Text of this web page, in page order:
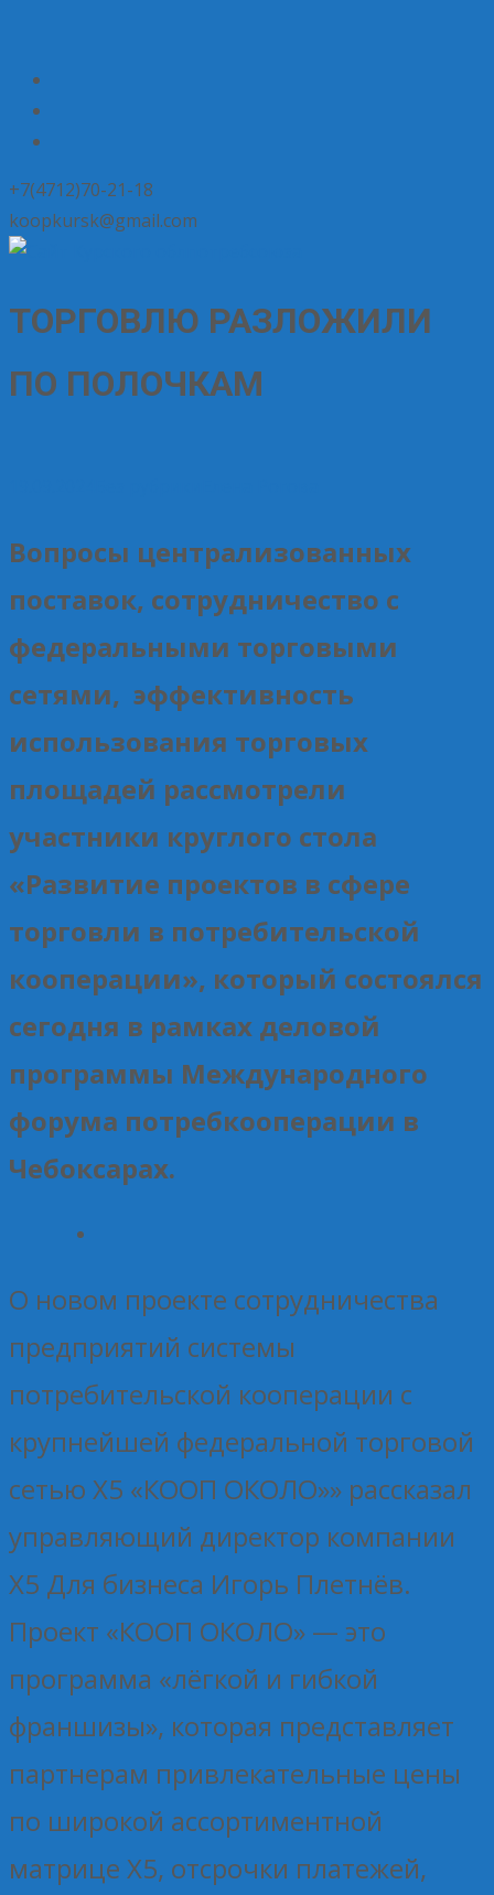
+7(4712)70-21-18
koopkursk@gmail.com
ТОРГОВЛЮ РАЗЛОЖИЛИ
ПО ПОЛОЧКАМ
Вопросы централизованных
поставок, сотрудничество с
федеральными торговыми
сетями, эффективность
использования торговых
площадей рассмотрели
участники круглого стола
«Развитие проектов в сфере
торговли в потребительской
кооперации», который состоялся
сегодня в рамках деловой
программы Международного
форума потребкооперации в
Чебоксарах.
О новом проекте сотрудничества
предприятий системы
потребительской кооперации с
крупнейшей федеральной торговой
сетью Х5 «КООП ОКОЛО»» рассказал
управляющий директор компании
Х5 Для бизнеса Игорь Плетнёв.
Проект «КООП ОКОЛО» — это
программа «лёгкой и гибкой
франшизы», которая представляет
партнерам привлекательные цены
по широкой ассортиментной
матрице Х5, отсрочки платежей,